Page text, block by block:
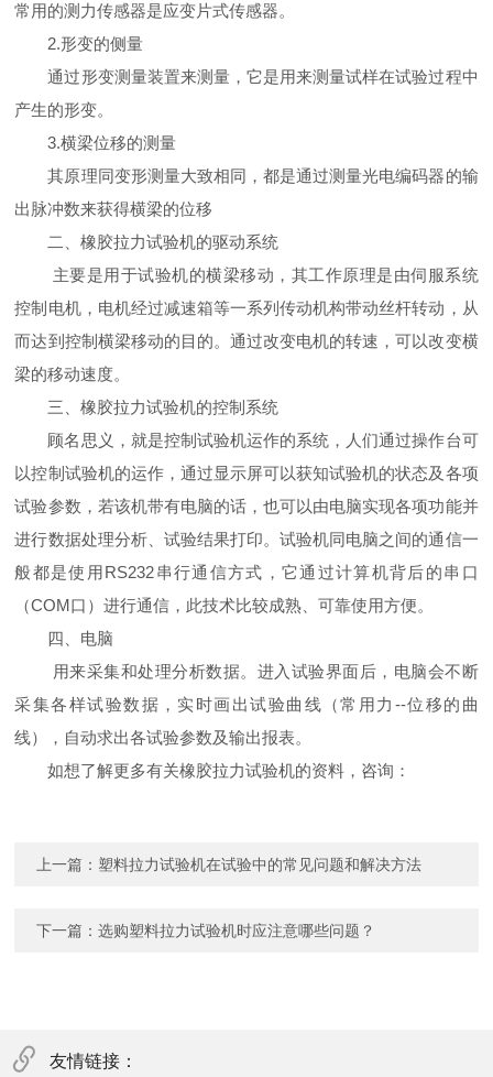
常用的测力传感器是应变片式传感器。
2.形变的侧量
通过形变测量装置来测量，它是用来测量试样在试验过程中
产生的形变。
3.横梁位移的测量
其原理同变形测量大致相同，都是通过测量光电编码器的输
出脉冲数来获得横梁的位移
二、橡胶拉力试验机的驱动系统
主要是用于试验机的横梁移动，其工作原理是由伺服系统
控制电机，电机经过减速箱等一系列传动机构带动丝杆转动，从
而达到控制横梁移动的目的。通过改变电机的转速，可以改变横
梁的移动速度。
三、橡胶拉力试验机的控制系统
顾名思义，就是控制试验机运作的系统，人们通过操作台可
以控制试验机的运作，通过显示屏可以获知试验机的状态及各项
试验参数，若该机带有电脑的话，也可以由电脑实现各项功能并
进行数据处理分析、试验结果打印。试验机同电脑之间的通信一
般都是使用 RS232串行通信方式，它通过计算机背后的串口
（COM口）进行通信，此技术比较成熟、可靠使用方便。
四、电脑
用来采集和处理分析数据。进入试验界面后，电脑会不断
采集各样试验数据，实时画出试验曲线（常用力--位移的曲
线），自动求出各试验参数及输出报表。
如想了解更多有关橡胶拉力试验机的资料，咨询：
上一篇： 塑料拉力试验机在试验中的常见问题和解决方法
下一篇：选购塑料拉力试验机时应注意哪些问题？
友情链接：